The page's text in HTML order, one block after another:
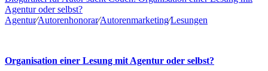
Agentur∕Autorenhonorar∕Autorenmarketing∕Lesungen
Organisation einer Lesung mit Agentur oder selbst?